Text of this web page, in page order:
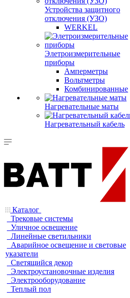
Устройства защитного
отключения (УЗО)
WERKEL
Элетроизмерительные
приборы
Амперметры
Вольтметры
Комбинированные
Нагревательные маты
Нагревательный кабель
Каталог
Трековые системы
Уличное освещение
Линейные светильники
Аварийное освещение и световые
указатели
Светящийся декор
Электроустановочные изделия
Электрооборудование
Теплый пол